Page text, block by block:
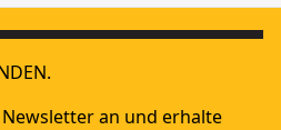
an und erhalte